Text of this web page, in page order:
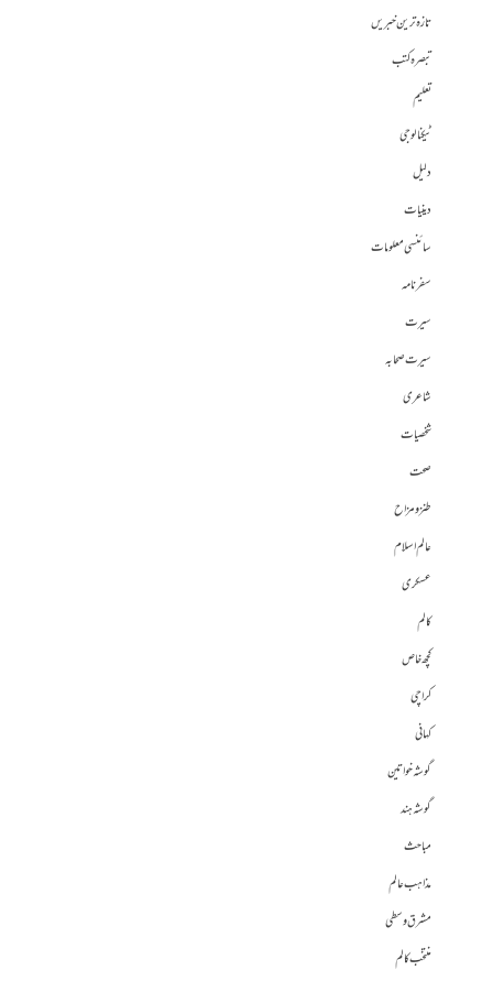
تازہ ترین خبریں
تبصرہ کتب
تعلیم
ٹیکنالوجی
دلیل
دینیات
سائنسی معلومات
سفرنامہ
سیرت
سیرت صحابہ
شاعری
شخصیات
صحت
طنز و مزاح
عالم اسلام
عسکری
کالم
کچھ خاص
کراچی
کہانی
گوشہ خواتین
گوشہ ہند
مباحث
مذاہب عالم
مشرق وسطی
منتخب کالم